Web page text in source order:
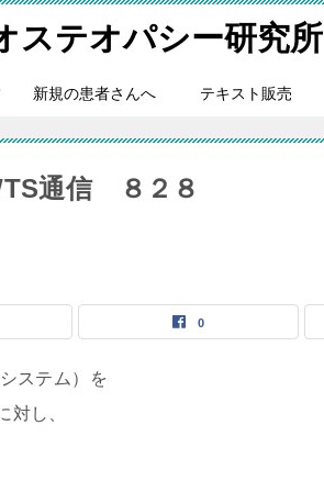
テオパシー研究所
新規の患者さんへ テキスト販売
通信 ８２８
0
ステム）を
対し、